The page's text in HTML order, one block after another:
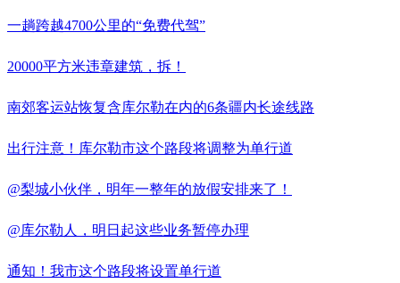
一趟跨越4700公里的“免费代驾”
20000平方米违章建筑，拆！
南郊客运站恢复含库尔勒在内的6条疆内长途线路
出行注意！库尔勒市这个路段将调整为单行道
@梨城小伙伴，明年一整年的放假安排来了！
@库尔勒人，明日起这些业务暂停办理
通知！我市这个路段将设置单行道